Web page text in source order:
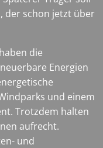
der schon jetzt über
die
Energien
und einem
Trotzdem halten
aufrecht.
und